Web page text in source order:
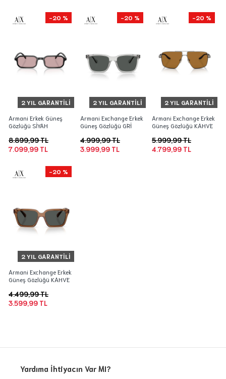
2 YIL GARANTILI
-20 %
Armani Erkek Güneş
Gözlüğü SİYAH
7.099,99 TL
8.899,99 TL
2 YIL GARANTILI
-20 %
Armani Exchange Erkek
Güneş Gözlüğü GRİ
3.999,99 TL
4.999,99 TL
2 YIL GARANTILI
-20 %
Armani Exchange Erkek
Güneş Gözlüğü KAHVE
4.799,99 TL
5.999,99 TL
2 YIL GARANTILI
-20 %
Armani Exchange Erkek
Güneş Gözlüğü KAHVE
3.599,99 TL
4.499,99 TL
Yardıma İhtiyacın Var MI?